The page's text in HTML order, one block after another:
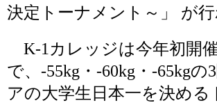
決定トーナメント～」 が行
K-1カレッジは今年初開
で、-55kg・-60kg・-65kg
アの大学生日本一を決め